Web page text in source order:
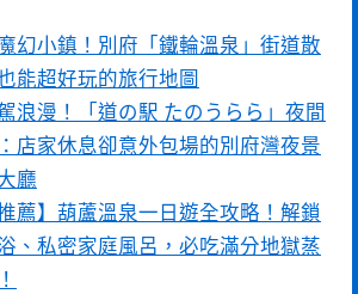
幻小鎮！別府「鐵輪溫泉」街道散
能超好玩的旅行地圖
浪漫！「道の駅 たのうらら」夜間
店家休息卻意外包場的別府灣夜景
廳
薦】葫蘆溫泉一日遊全攻略！解鎖
、私密家庭風呂，必吃滿分地獄蒸